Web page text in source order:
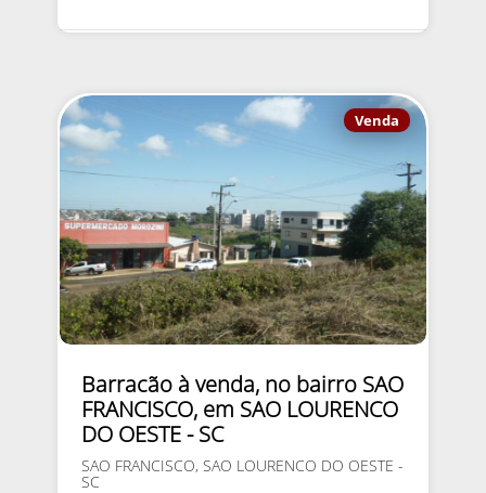
Venda
Barracão à venda, no bairro SAO
FRANCISCO, em SAO LOURENCO
DO OESTE - SC
SAO FRANCISCO, SAO LOURENCO DO OESTE -
SC